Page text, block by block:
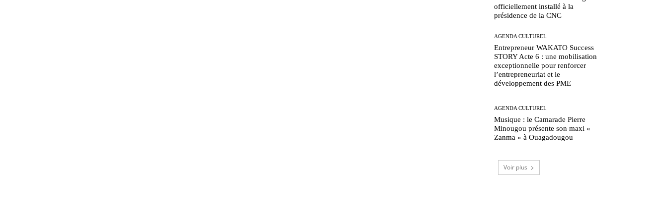
officiellement installé à la
présidence de la CNC
AGENDA CULTUREL
Entrepreneur WAKATO Success
STORY Acte 6 : une mobilisation
exceptionnelle pour renforcer
l’entrepreneuriat et le
développement des PME
AGENDA CULTUREL
Musique : le Camarade Pierre
Minougou présente son maxi «
Zanma » à Ouagadougou
Voir plus